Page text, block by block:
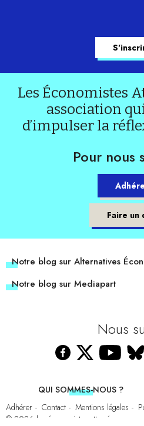
Les Économistes
association
d’impulser la
Pour nous
Faire un
Notre blog sur Alternatives
Notre blog sur Mediapart
Nous
QUI SOMMES-NOUS ?
Adhérer
Contact Mentions légales
© 2026 les économistes atterrés